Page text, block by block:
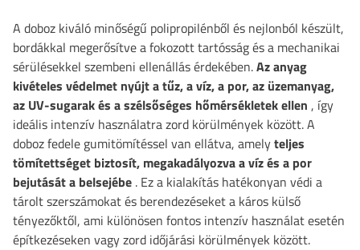
A doboz kiváló minőségű polipropilénből és nejlonból készült,
bordákkal megerősítve a fokozott tartósság és a mechanikai
sérülésekkel szembeni ellenállás érdekében.Az anyag
kivételes védelmet nyújt a tűz, a víz, a por, az üzemanyag,
az UV-sugarak és a szélsőséges hőmérsékletek ellen , így
ideális intenzív használatra zord körülmények között. A
doboz fedele gumitömítéssel van ellátva, amelyteljes
tömítettséget biztosít, megakadályozva a víz és a por
bejutását a belsejébe . Ez a kialakítás hatékonyan védi a
tárolt szerszámokat és berendezéseket a káros külső
tényezőktől, ami különösen fontos intenzív használat esetén
építkezéseken vagy zord időjárási körülmények között.